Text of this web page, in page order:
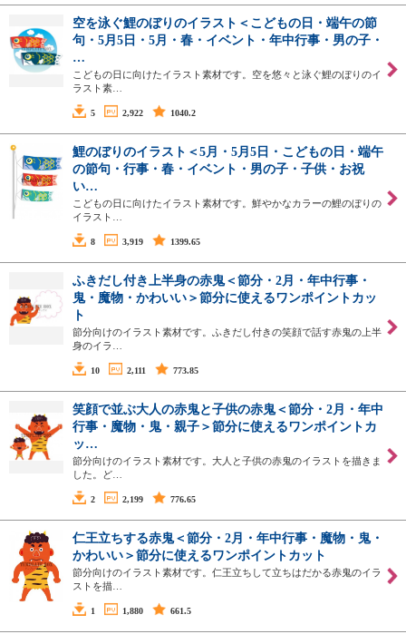
空を泳ぐ鯉のぼりのイラスト＜こどもの日・端午の節
句・5月5日・5月・春・イベント・年中行事・男の子・
…
こどもの日に向けたイラスト素材です。空を悠々と泳ぐ鯉のぼりのイ
ラスト素…
5 2,922 1040.2
鯉のぼりのイラスト＜5月・5月5日・こどもの日・端午
の節句・行事・春・イベント・男の子・子供・お祝
い…
こどもの日に向けたイラスト素材です。鮮やかなカラーの鯉のぼりの
イラスト…
8 3,919 1399.65
ふきだし付き上半身の赤鬼＜節分・2月・年中行事・
鬼・魔物・かわいい＞節分に使えるワンポイントカッ
ト
節分向けのイラスト素材です。ふきだし付きの笑顔で話す赤鬼の上半
身のイラ…
10 2,111 773.85
笑顔で並ぶ大人の赤鬼と子供の赤鬼＜節分・2月・年中
行事・魔物・鬼・親子＞節分に使えるワンポイントカ
ッ…
節分向けのイラスト素材です。大人と子供の赤鬼のイラストを描きま
した。ど…
2 2,199 776.65
仁王立ちする赤鬼＜節分・2月・年中行事・魔物・鬼・
かわいい＞節分に使えるワンポイントカット
節分向けのイラスト素材です。仁王立ちして立ちはだかる赤鬼のイラ
ストを描…
1 1,880 661.5